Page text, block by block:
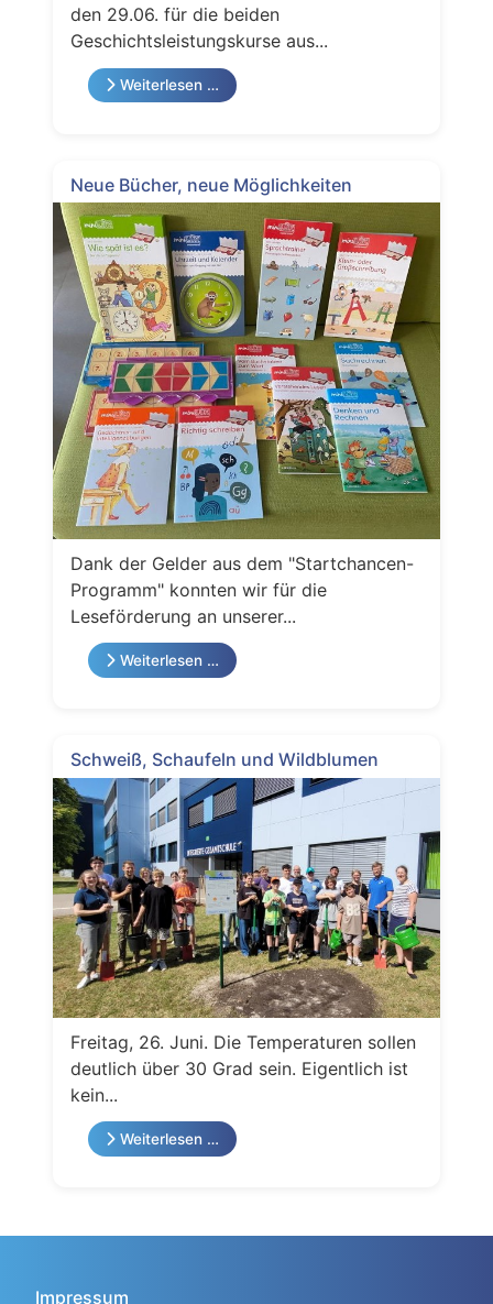
den 29.06. für die beiden
Geschichtsleistungskurse aus...
Weiterlesen …
Neue Bücher, neue Möglichkeiten
Dank der Gelder aus dem "Startchancen-
Programm" konnten wir für die
Leseförderung an unserer...
Weiterlesen …
Schweiß, Schaufeln und Wildblumen
Freitag, 26. Juni. Die Temperaturen sollen
deutlich über 30 Grad sein. Eigentlich ist
kein...
Weiterlesen …
Impressum